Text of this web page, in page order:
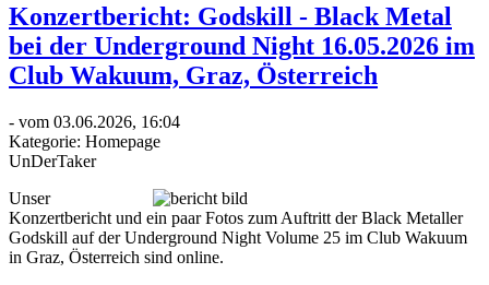
Konzertbericht: Godskill - Black Metal
bei der Underground Night 16.05.2026 im
Club Wakuum, Graz, Österreich
- vom 03.06.2026, 16:04
Kategorie: Homepage
UnDerTaker
Unser
Konzertbericht und ein paar Fotos zum Auftritt der Black Metaller
Godskill auf der Underground Night Volume 25 im Club Wakuum
in Graz, Österreich sind online.